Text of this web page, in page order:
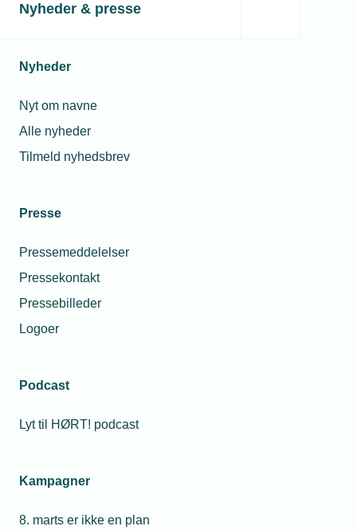
Nyheder & presse
Nyheder
Nyt om navne
Alle nyheder
Tilmeld nyhedsbrev
Presse
Pressemeddelelser
Pressekontakt
Pressebilleder
Logoer
Podcast
Lyt til HØRT! podcast
Kampagner
8. marts er ikke en plan